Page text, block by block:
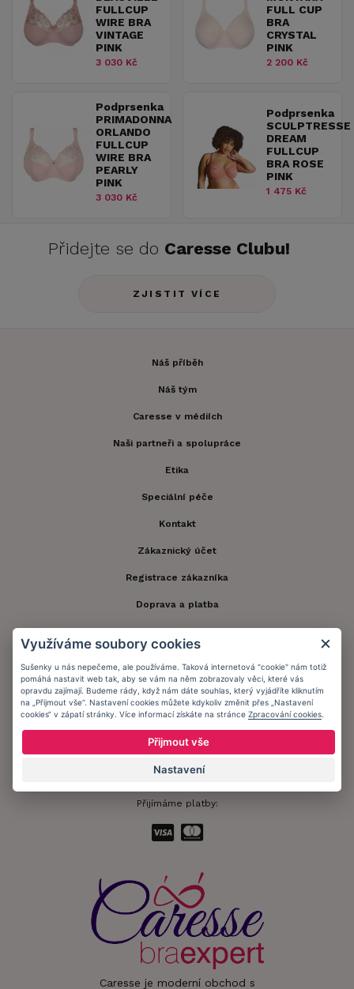
FULLCUP
WIRE BRA
VINTAGE
PINK
3 030 Kč
FULL CUP
BRA
CRYSTAL
PINK
2 200 Kč
Podprsenka
PRIMADONNA
ORLANDO
FULLCUP
WIRE BRA
PEARLY
PINK
3 030 Kč
Podprsenka
SCULPTRESSE
DREAM
FULLCUP
BRA ROSE
PINK
1 475 Kč
Přidejte se do Caresse Clubu!
ZJISTIT VÍCE
Caresse je moderní obchod s
Náš příběh
Náš tým
Caresse v médiích
Naši partneři a spolupráce
Etika
Speciální péče
Kontakt
Zákaznický účet
Registrace zákazníka
Doprava a platba
Obchodní podmínky
Informační memorandum
Zůstaňte s námi v kontaktu.
Přijímáme platby:
Využíváme soubory cookies
Sušenky u nás nepečeme, ale používáme. Taková internetová "cookie" nám totiž
pomáhá nastavit web tak, aby se vám na něm zobrazovaly věci, které vás
opravdu zajímají. Budeme rády, když nám dáte souhlas, který vyjádříte kliknutím
na „Přijmout vše“. Nastavení cookies můžete kdykoliv změnit přes „Nastavení
cookies“ v zápatí stránky. Více informací získáte na stránce Zpracování cookies
Přijmout vše
Nastavení